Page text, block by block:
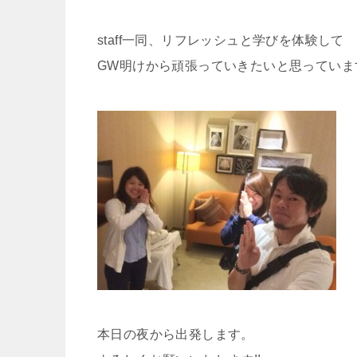
staff一同、リフレッシュと学びを体験して
GW明けから頑張っていきたいと思ってい
本日の夜から出発します。